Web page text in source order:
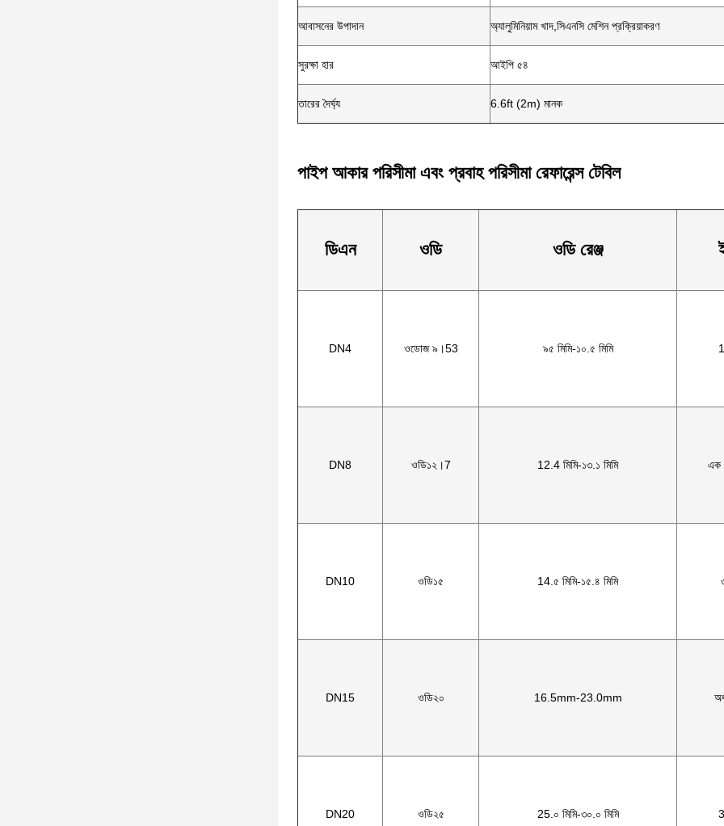
আবাসনের উপাদান অ্যালুমিনিয়াম খাদ,সিএনসি মেশিন প্রক্রিয়াকরণ
সুরক্ষা হার আইপি ৫৪
তারের দৈর্ঘ্য 6.6ft (2m) মানক
পাইপ আকার পরিসীমা এবং প্রবাহ পরিসীমা রেফারেন্স টেবিল
ডিএন ওডি ওডি রেঞ্জ
DN4 ওডোজ ৯।53 ৯৫ মিমি-১০.৫ মিমি
DN8 ওডি১২।7 12.4 মিমি-১৩.১ মিমি এক
DN10 ওডি১৫ 14.৫ মিমি-১৫.৪ মিমি
DN15 ওডি২০ 16.5mm-23.0mm
DN20 ওডি২৫ 25.০ মিমি-৩০.০ মিমি